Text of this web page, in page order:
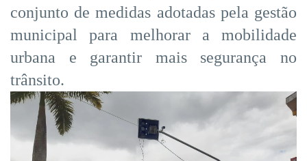
conjunto de medidas adotadas pela gestão
municipal para melhorar a mobilidade
urbana e garantir mais segurança no
trânsito.